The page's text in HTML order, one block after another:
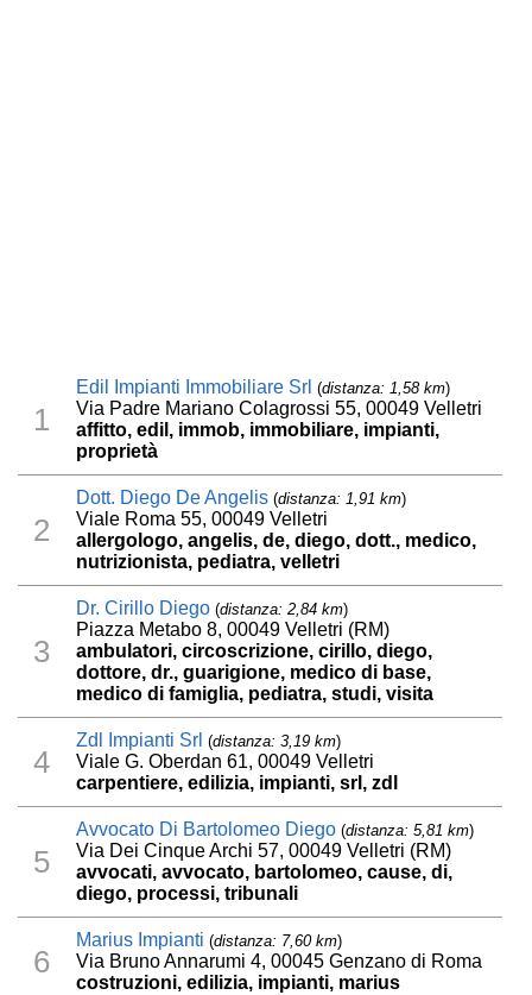
1
Edil Impianti Immobiliare Srl (distanza: 1,58 km)
Via Padre Mariano Colagrossi 55, 00049 Velletri
affitto, edil, immob, immobiliare, impianti,
proprietà
2
Dott. Diego De Angelis (distanza: 1,91 km)
Viale Roma 55, 00049 Velletri
allergologo, angelis, de, diego, dott., medico,
nutrizionista, pediatra, velletri
3
Dr. Cirillo Diego (distanza: 2,84 km)
Piazza Metabo 8, 00049 Velletri (RM)
ambulatori, circoscrizione, cirillo, diego,
dottore, dr., guarigione, medico di base,
medico di famiglia, pediatra, studi, visita
4
Zdl Impianti Srl (distanza: 3,19 km)
Viale G. Oberdan 61, 00049 Velletri
carpentiere, edilizia, impianti, srl, zdl
5
Avvocato Di Bartolomeo Diego (distanza: 5,81 km)
Via Dei Cinque Archi 57, 00049 Velletri (RM)
avvocati, avvocato, bartolomeo, cause, di,
diego, processi, tribunali
6
Marius Impianti (distanza: 7,60 km)
Via Bruno Annarumi 4, 00045 Genzano di Roma
costruzioni, edilizia, impianti, marius